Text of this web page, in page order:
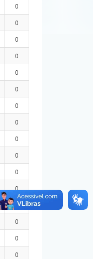
0
0
0
0
0
0
0
0
0
0
0
0
0
0
0
0